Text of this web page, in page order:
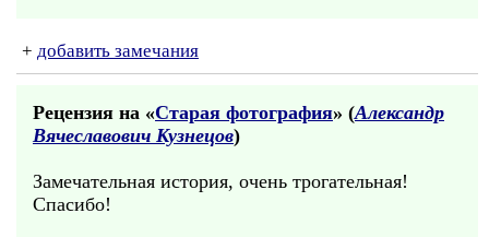
+ добавить замечания
Рецензия на «Старая фотография» (Александр
Вячеславович Кузнецов)
Замечательная история, очень трогательная!
Спасибо!